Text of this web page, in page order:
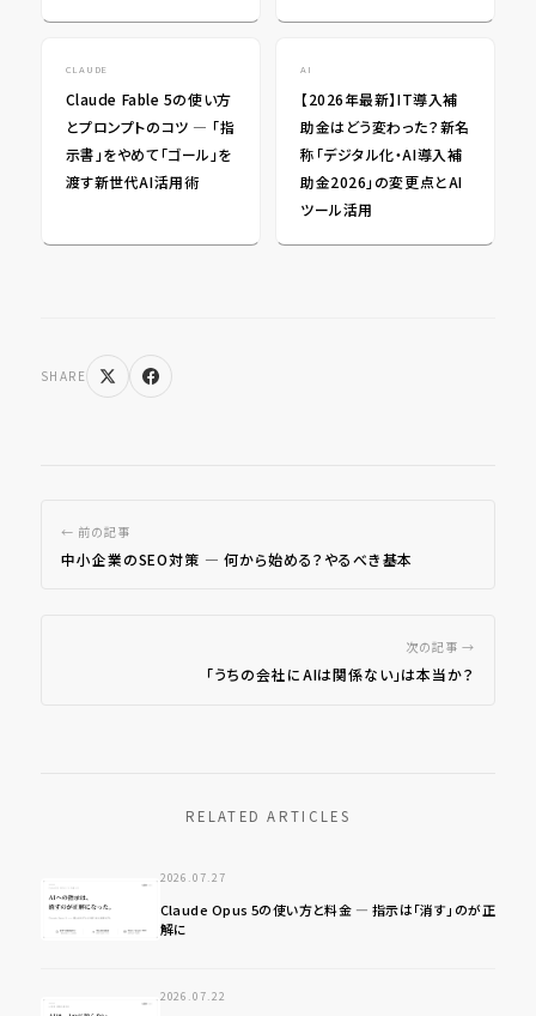
CLAUDE
Claude Fable 5の使い方
とプロンプトのコツ ― 「指
示書」をやめて「ゴール」を
渡す新世代AI活用術
AI
【2026年最新】IT導入補
助金はどう変わった？新名
称「デジタル化・AI導入補
助金2026」の変更点とAI
ツール活用
SHARE
← 前の記事
中小企業のSEO対策 ― 何から始める？やるべき基本
次の記事 →
「うちの会社にAIは関係ない」は本当か？
RELATED ARTICLES
2026.07.27
Claude Opus 5の使い方と料金 ― 指示は「消す」のが正
解に
2026.07.22